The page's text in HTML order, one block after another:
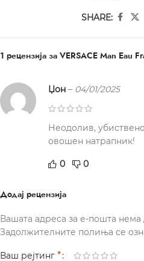
SHARE:
1 рецензија за VERSACE Man Eau
Џон – 04/01/2025
Неодолив,
овошен натрапник!
0 0
Додај рецензија
Вашата адреса за е-пошта нема
Задолжителните полиња се
Ваш рејтинг *